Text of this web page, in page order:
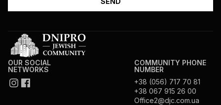
OUR SOCIAL
NETWORKS
COMMUNITY PHONE
NUMBER
+38 (056) 717 70 81
+38 067 915 26 00
Office2@djc.com.ua